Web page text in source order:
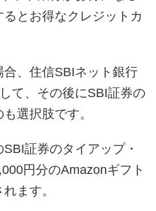
とお得なクレジットカ
、住信SBIネット銀行
て、その後にSBI証券の
選択肢です。
証券のタイアップ・
円分のAmazonギフト
ます。